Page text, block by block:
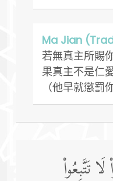
Ma Jian
若無真主所賜
果真主不是仁
（他早就懲罰
تَتَّبِعُوا۟